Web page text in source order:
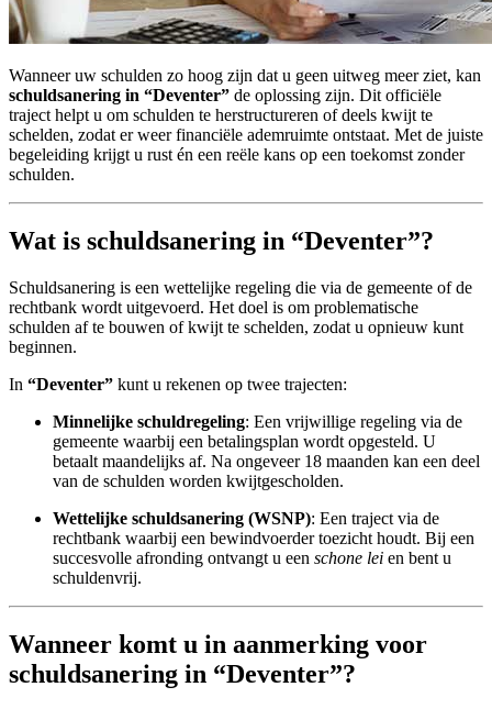
Wanneer uw schulden zo hoog zijn dat u geen uitweg meer ziet, kan
schuldsanering in “Deventer” de oplossing zijn. Dit officiële
traject helpt u om schulden te herstructureren of deels kwijt te
schelden, zodat er weer financiële ademruimte ontstaat. Met de juiste
begeleiding krijgt u rust én een reële kans op een toekomst zonder
schulden.
Wat is schuldsanering in “Deventer”?
Schuldsanering is een wettelijke regeling die via de gemeente of de
rechtbank wordt uitgevoerd. Het doel is om problematische
schulden af te bouwen of kwijt te schelden, zodat u opnieuw kunt
beginnen.
In “Deventer” kunt u rekenen op twee trajecten:
Minnelijke schuldregeling: Een vrijwillige regeling via de
gemeente waarbij een betalingsplan wordt opgesteld. U
betaalt maandelijks af. Na ongeveer 18 maanden kan een deel
van de schulden worden kwijtgescholden.
Wettelijke schuldsanering (WSNP): Een traject via de
rechtbank waarbij een bewindvoerder toezicht houdt. Bij een
succesvolle afronding ontvangt u een schone lei en bent u
schuldenvrij.
Wanneer komt u in aanmerking voor
schuldsanering in “Deventer”?